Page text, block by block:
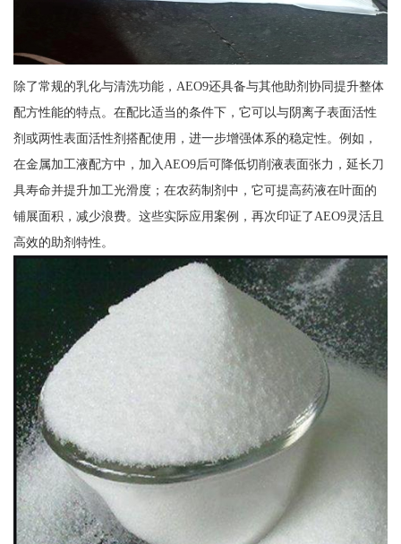
除了常规的乳化与清洗功能，AEO9还具备与其他助剂协同提升整体
配方性能的特点。在配比适当的条件下，它可以与阴离子表面活性
剂或两性表面活性剂搭配使用，进一步增强体系的稳定性。例如，
在金属加工液配方中，加入AEO9后可降低切削液表面张力，延长刀
具寿命并提升加工光滑度；在农药制剂中，它可提高药液在叶面的
铺展面积，减少浪费。这些实际应用案例，再次印证了AEO9灵活且
高效的助剂特性。